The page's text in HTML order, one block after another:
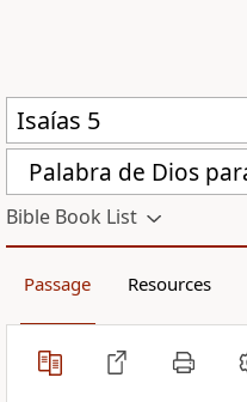
Palabra de Dios
Bible Book List
Passage Resources